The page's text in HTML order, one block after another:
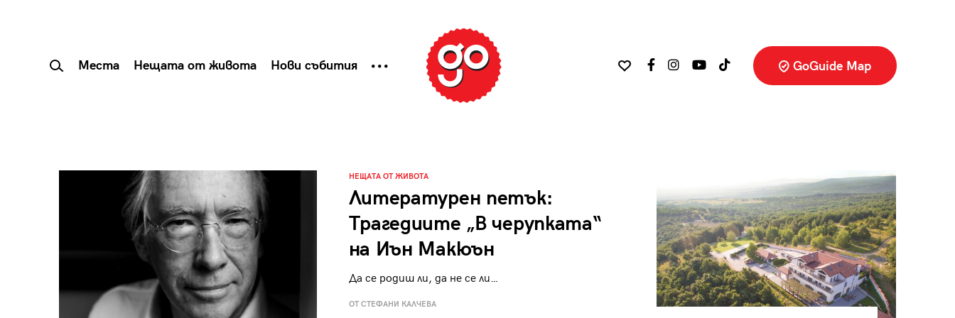
Места Нещата от живота Нови събития GoGuide Map
НЕЩАТА ОТ ЖИВОТА
Литературен петък:
Трагедиите „В черупката“
на Иън Макюън
Да се родиш ли, да не се ли…
ОТ СТЕФАНИ КАЛЧЕВА